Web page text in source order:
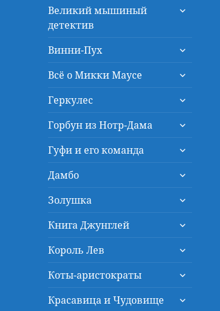
меню
Великий мышиный
детектив
раскрыть
Винни-Пух
раскрыть
меню
Всё о Микки Маусе
раскрыть
меню
Геркулес
раскрыть
меню
Горбун из Нотр-Дама
раскрыть
меню
Гуфи и его команда
раскрыть
меню
Дамбо
раскрыть
меню
Золушка
раскрыть
меню
Книга Джунглей
раскрыть
меню
Король Лев
раскрыть
меню
Коты-аристократы
раскрыть
меню
Красавица и Чудовище
раскрыть